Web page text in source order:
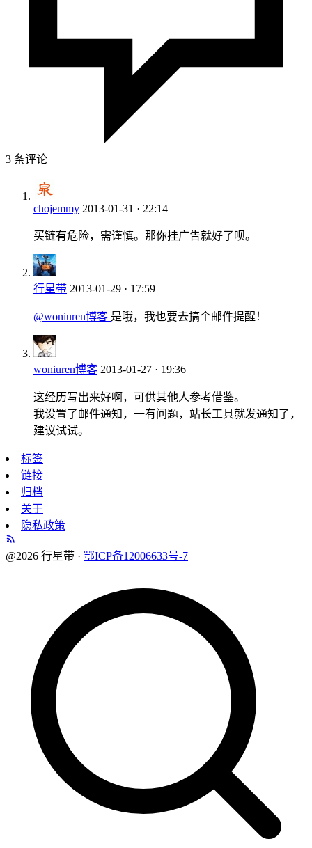
3 条评论
chojemmy 2013-01-31 · 22:14
买链有危险，需谨慎。那你挂广告就好了呗。
行星带 2013-01-29 · 17:59
@woniuren博客 是哦，我也要去搞个邮件提醒！
woniuren博客 2013-01-27 · 19:36
这经历写出来好啊，可供其他人参考借鉴。
我设置了邮件通知，一有问题，站长工具就发通知了，
建议试试。
标签
链接
归档
关于
隐私政策
@2026 行星带 · 鄂ICP备12006633号-7